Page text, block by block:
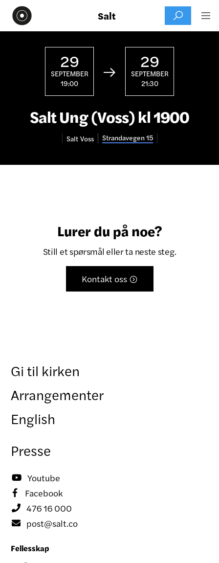
Salt  
29
SEPTEMBER
19:00

29
SEPTEMBER
21:30
Salt Ung (Voss) kl 1900
Salt Voss Strandavegen 15
Lurer du på noe?
Still et spørsmål eller ta neste steg.
Kontakt oss 
Gi til kirken
Arrangementer
English
Presse
 Youtube
 Facebook
 476 16 000
 post@salt.co
Fellesskap